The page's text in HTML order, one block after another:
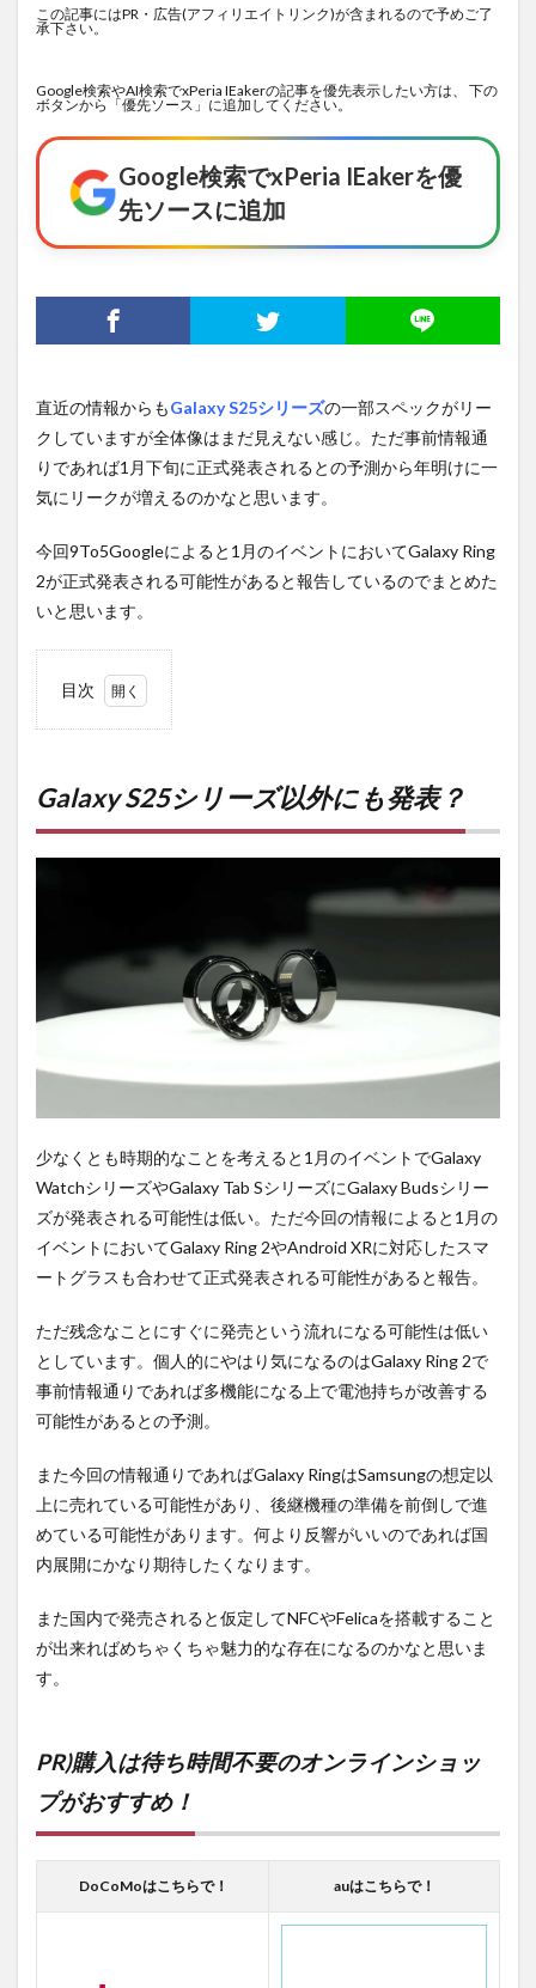
この記事にはPR・広告(アフィリエイトリンク)が含まれるので予めご了
承下さい。
Google検索やAI検索でxPeria IEakerの記事を優先表示したい方は、 下の
ボタンから「優先ソース」に追加してください。
Google検索でxPeria IEakerを優
先ソースに追加
直近の情報からもGalaxy S25シリーズの一部スペックがリー
クしていますが全体像はまだ見えない感じ。ただ事前情報通
りであれば1月下旬に正式発表されるとの予測から年明けに一
気にリークが増えるのかなと思います。
今回9To5Googleによると1月のイベントにおいてGalaxy Ring
2が正式発表される可能性があると報告しているのでまとめた
いと思います。
目次
リーズ
以外に
も発
要の
おす
す
め！
Galaxy S25シリーズ以外にも発表？
少なくとも時期的なことを考えると1月のイベントでGalaxy
WatchシリーズやGalaxy Tab SシリーズにGalaxy Budsシリー
ズが発表される可能性は低い。ただ今回の情報によると1月の
イベントにおいてGalaxy Ring 2やAndroid XRに対応したスマ
ートグラスも合わせて正式発表される可能性があると報告。
ただ残念なことにすぐに発売という流れになる可能性は低い
としています。個人的にやはり気になるのはGalaxy Ring 2で
事前情報通りであれば多機能になる上で電池持ちが改善する
可能性があるとの予測。
また今回の情報通りであればGalaxy RingはSamsungの想定以
上に売れている可能性があり、後継機種の準備を前倒しで進
めている可能性があります。何より反響がいいのであれば国
内展開にかなり期待したくなります。
また国内で発売されると仮定してNFCやFelicaを搭載すること
が出来ればめちゃくちゃ魅力的な存在になるのかなと思いま
す。
PR)購入は待ち時間不要のオンラインショッ
プがおすすめ！
DoCoMoはこちらで！ auはこちらで！